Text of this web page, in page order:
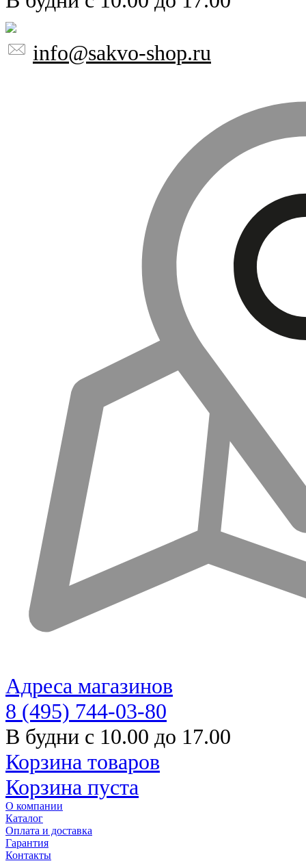
info@sakvo-shop.ru
Адреса магазинов
8 (495) 744-03-80
В будни с 10.00 до 17.00
Корзина товаров
Корзина пуста
О компании
Каталог
Оплата и доставка
Гарантия
Контакты